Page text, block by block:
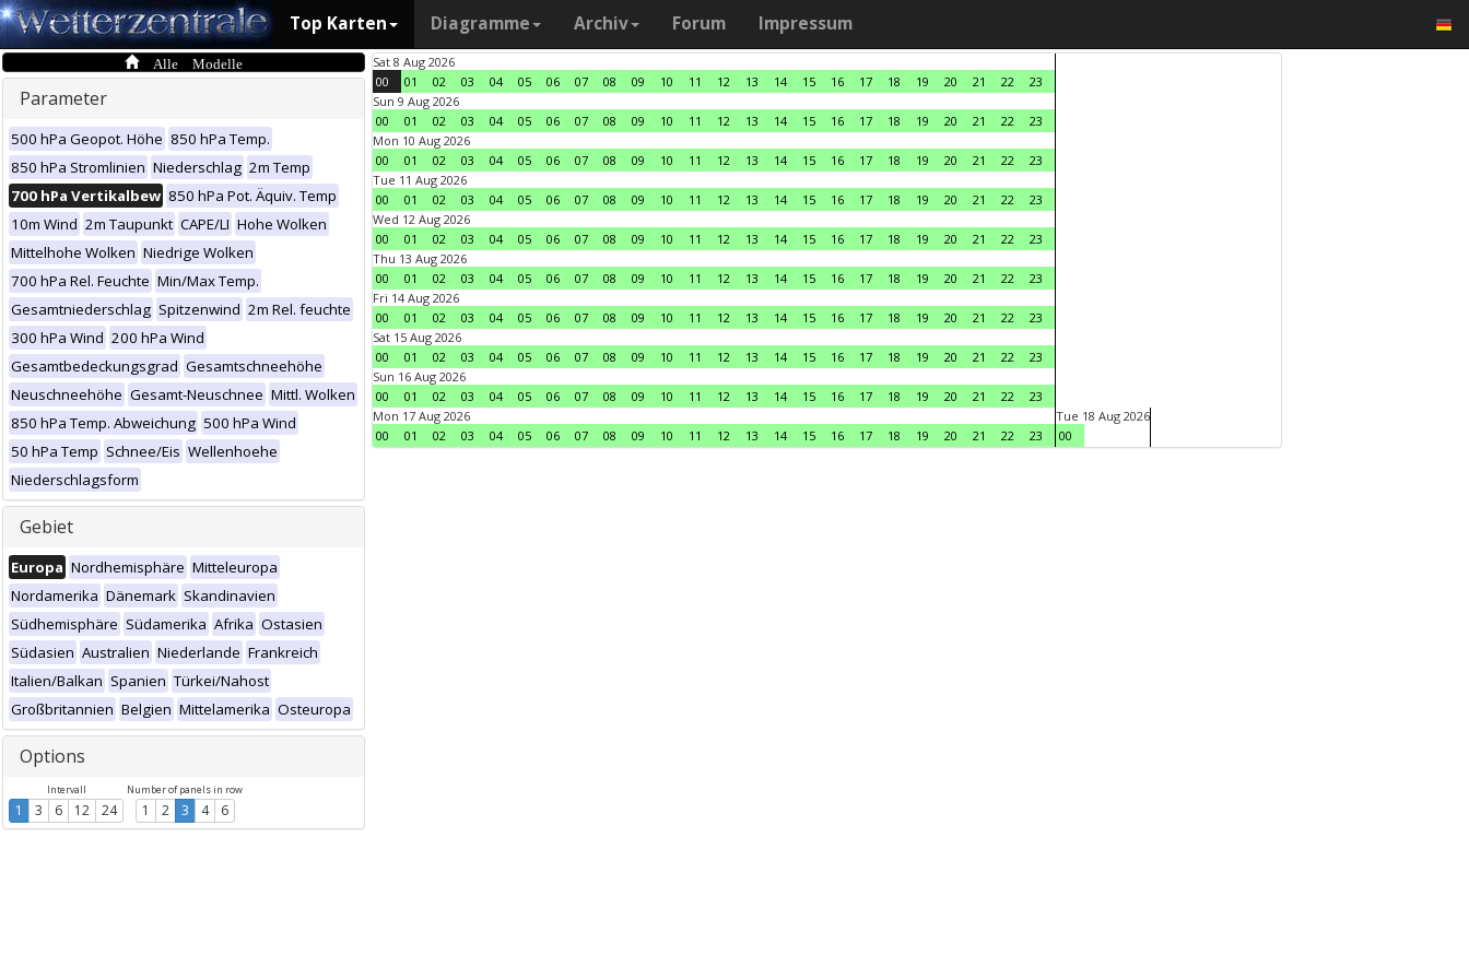
Top Karten Diagramme Archiv Forum Impressum
Alle Modelle
Parameter
500 hPa Geopot. Höhe 850 hPa Temp.
850 hPa Stromlinien Niederschlag 2m Temp
700 hPa Vertikalbew 850 hPa Pot. Äquiv. Temp
10m Wind 2m Taupunkt CAPE/LI Hohe Wolken
Mittelhohe Wolken Niedrige Wolken
700 hPa Rel. Feuchte Min/Max Temp.
Gesamtniederschlag Spitzenwind 2m Rel. feuchte
300 hPa Wind 200 hPa Wind
Gesamtbedeckungsgrad Gesamtschneehöhe
Neuschneehöhe Gesamt-Neuschnee Mittl. Wolken
850 hPa Temp. Abweichung 500 hPa Wind
50 hPa Temp Schnee/Eis Wellenhoehe
Niederschlagsform
Gebiet
Europa Nordhemisphäre Mitteleuropa
Nordamerika Dänemark Skandinavien
Südhemisphäre Südamerika Afrika Ostasien
Südasien Australien Niederlande Frankreich
Italien/Balkan Spanien Türkei/Nahost
Großbritannien Belgien Mittelamerika Osteuropa
Options
Intervall
1 3 6 12 24
Number of panels in row
1 2 3 4 6
Sat 8 Aug 2026
00
01 02 03 04 05 06 07 08 09 10 11 12 13 14 15 16 17 18 19 20 21 22
23
Sun 9 Aug 2026
00
01 02 03 04 05 06 07 08 09 10 11 12 13 14 15 16 17 18 19 20 21 22
23
Mon 10 Aug 2026
00
01 02 03 04 05 06 07 08 09 10 11 12 13 14 15 16 17 18 19 20 21 22
23
Tue 11 Aug 2026
00
01 02 03 04 05 06 07 08 09 10 11 12 13 14 15 16 17 18 19 20 21 22
23
Wed 12 Aug 2026
00
01 02 03 04 05 06 07 08 09 10 11 12 13 14 15 16 17 18 19 20 21 22
23
Thu 13 Aug 2026
00
01 02 03 04 05 06 07 08 09 10 11 12 13 14 15 16 17 18 19 20 21 22
23
Fri 14 Aug 2026
00
01 02 03 04 05 06 07 08 09 10 11 12 13 14 15 16 17 18 19 20 21 22
23
Sat 15 Aug 2026
00
01 02 03 04 05 06 07 08 09 10 11 12 13 14 15 16 17 18 19 20 21 22
23
Sun 16 Aug 2026
00
01 02 03 04 05 06 07 08 09 10 11 12 13 14 15 16 17 18 19 20 21 22
23
Mon 17 Aug 2026
00
01 02 03 04 05 06 07 08 09 10 11 12 13 14 15 16 17 18 19 20 21 22 23
Tue 18 Aug 2026
00